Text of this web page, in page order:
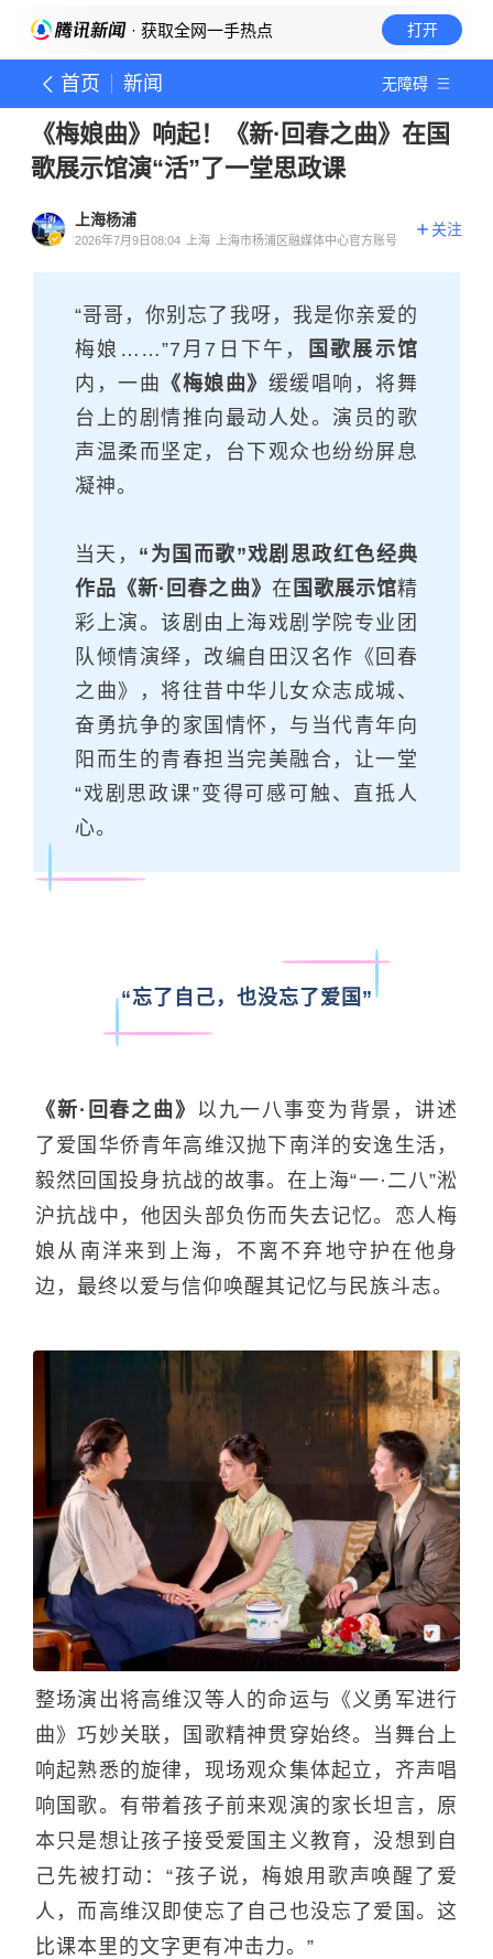
· 获取全网一手热点 打开
首页 新闻 无障碍
《梅娘曲》响起！《新·回春之曲》在国
歌展示馆演“活”了一堂思政课
上海杨浦
2026年7月9日08:04 上海 上海市杨浦区融媒体中心官方账号
关注
“哥哥，你别忘了我呀，我是你亲爱的
梅娘……”7月7日下午，
国歌展示馆
内，一曲 《梅娘曲》 缓缓唱响，将舞
台上的剧情推向最动人处。演员的歌
声温柔而坚定，台下观众也纷纷屏息
凝神。
当天， “为国而歌”戏剧思政红色经典
作品 《新·回春之曲》 在 国歌展示馆精
彩上演。该剧由上海戏剧学院专业团
队倾情演绎，改编自田汉名作《回春
之曲》，将往昔中华儿女众志成城、
奋勇抗争的家国情怀，与当代青年向
阳而生的青春担当完美融合，让一堂
“戏剧思政课”变得可感可触、直抵人
心。
“忘了自己，也没忘了爱国”
《新·回春之曲》
以九一八事变为背景，讲述
了爱国华侨青年高维汉抛下南洋的安逸生活，
毅然回国投身抗战的故事。在上海“一·二八”淞
沪抗战中，他因头部负伤而失去记忆。恋人梅
娘从南洋来到上海，不离不弃地守护在他身
边，最终以爱与信仰唤醒其记忆与民族斗志。
整场演出将高维汉等人的命运与《义勇军进行
曲》巧妙关联，国歌精神贯穿始终。当舞台上
响起熟悉的旋律，现场观众集体起立，齐声唱
响国歌。有带着孩子前来观演的家长坦言，原
本只是想让孩子接受爱国主义教育，没想到自
己先被打动：“孩子说，梅娘用歌声唤醒了爱
人，而高维汉即使忘了自己也没忘了爱国。这
比课本里的文字更有冲击力。”